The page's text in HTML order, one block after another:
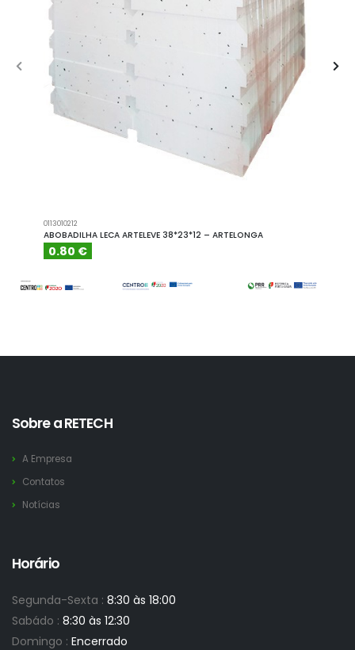
0113010212
ABOBADILHA LECA ARTELEVE 38*23*12 – ARTELONGA
0.80 €
Sobre a RETECH
A Empresa
Contatos
Notícias
Horário
Segunda-Sexta : 8:30 às 18:00
Sabádo : 8:30 às 12:30
Domingo : Encerrado